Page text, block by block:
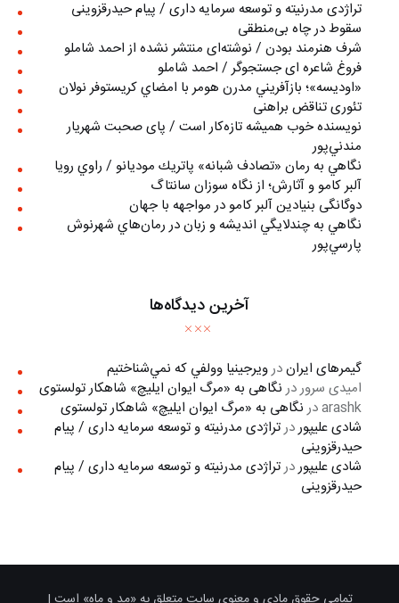
تراژدی مدرنیته و توسعه سرمایه داری / پیام حیدرقزوینی
سقوط در چاه بی‌منطقی
شرف هنرمند بودن / نوشته‌ای منتشر نشده از احمد شاملو
فروغ شاعره ای جستجوگر / احمد شاملو
«اوديسه»؛ بازآفريني مدرن هومر با امضاي كريستوفر نولان
تئوری تناقض براهنی
نويسنده خوب هميشه تازه‌كار است / پای صحبت شهريار
مندني‌پور
نگاهي به رمان «تصادف شبانه» پاتريك موديانو / راوي رويا
آلبر کامو و آثارش؛ از نگاه سوزان سانتاگ
دوگانگی بنیادین آلبر کامو در مواجهه با جهان
نگاهي به چندلايگي انديشه و زبان در رمان‌هاي شهرنوش
پارسي‌پور
آخرین دیدگاه‌ها
گیمرهای ایراندرويرجينيا وولفي كه نمي‌شناختيم
امیدی سروردرنگاهی به «مرگ ايوان ايليچ» شاهکار تولستوی
arashkدرنگاهی به «مرگ ايوان ايليچ» شاهکار تولستوی
شادی علیپوردرتراژدی مدرنیته و توسعه سرمایه داری / پیام
حیدرقزوینی
شادی علیپوردرتراژدی مدرنیته و توسعه سرمایه داری / پیام
حیدرقزوینی